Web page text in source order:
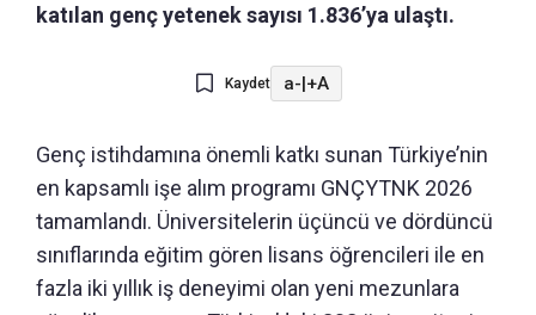
katılan genç yetenek sayısı 1.836’ya ulaştı.
Kaydet a-|+A
Genç istihdamına önemli katkı sunan Türkiye’nin
en kapsamlı işe alım programı GNÇYTNK 2026
tamamlandı. Üniversitelerin üçüncü ve dördüncü
sınıflarında eğitim gören lisans öğrencileri ile en
fazla iki yıllık iş deneyimi olan yeni mezunlara